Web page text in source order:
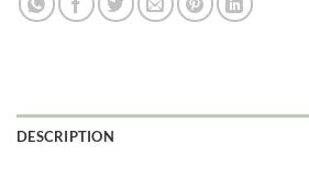
DESCRIPTION
prochaine commande en